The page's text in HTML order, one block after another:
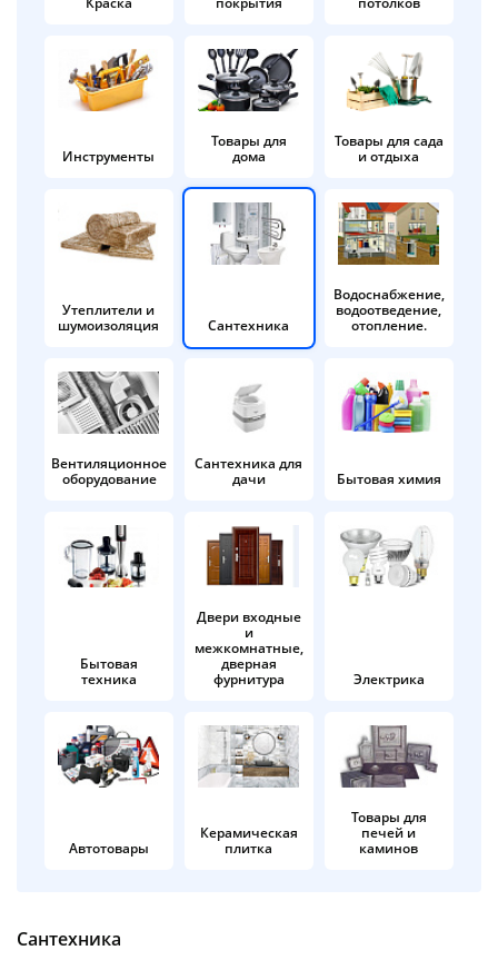
Инструменты
Товары для
дома
Товары для сада
и отдыха
Утеплители и
шумоизоляция
Сантехника
Водоснабжение,
водоотведение,
отопление.
Вентиляционное
оборудование
Сантехника для
дачи
Бытовая химия
Бытовая
техника
Двери входные
и
межкомнатные,
дверная
фурнитура
Электрика
Автотовары
Керамическая
плитка
Товары для
печей и
каминов
Сантехника
в корзину
Оплачивайте сегодня только
25% картой любого банка
Получайте товар
выбранный способом
Оставшиеся
% будут
по25%каждые 2 недели
Подробнее
об оплате Плайтом
раз в 2
недели
Остались вопросы?
8 800 302-02-51
plait.ru